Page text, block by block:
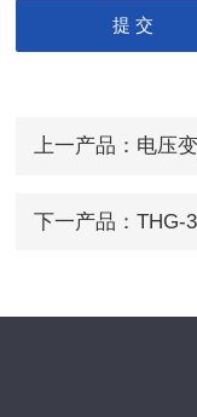
上一产品： 电压
下一产品： THG-